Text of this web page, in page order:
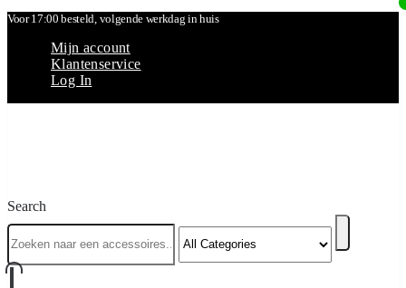
Voor 17:00 besteld, volgende werkdag in huis
Mijn account
Klantenservice
Log In
Search